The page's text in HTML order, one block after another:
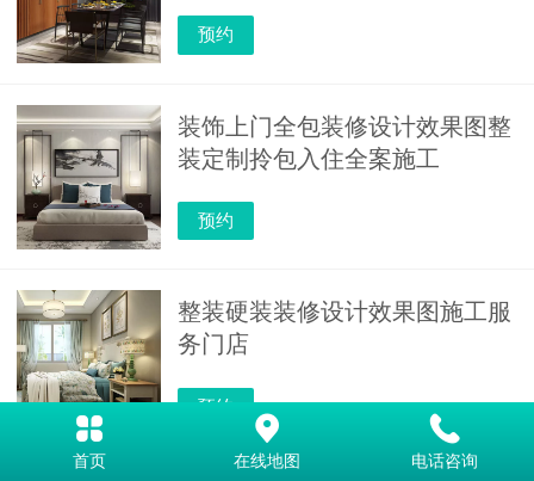
预约
装饰上门全包装修设计效果图整
装定制拎包入住全案施工
预约
整装硬装装修设计效果图施工服
务门店
预约
首页 在线地图 电话咨询